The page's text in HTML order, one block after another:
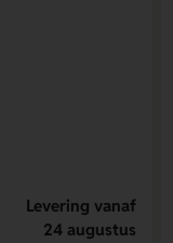
Levering vanaf
24 augustus